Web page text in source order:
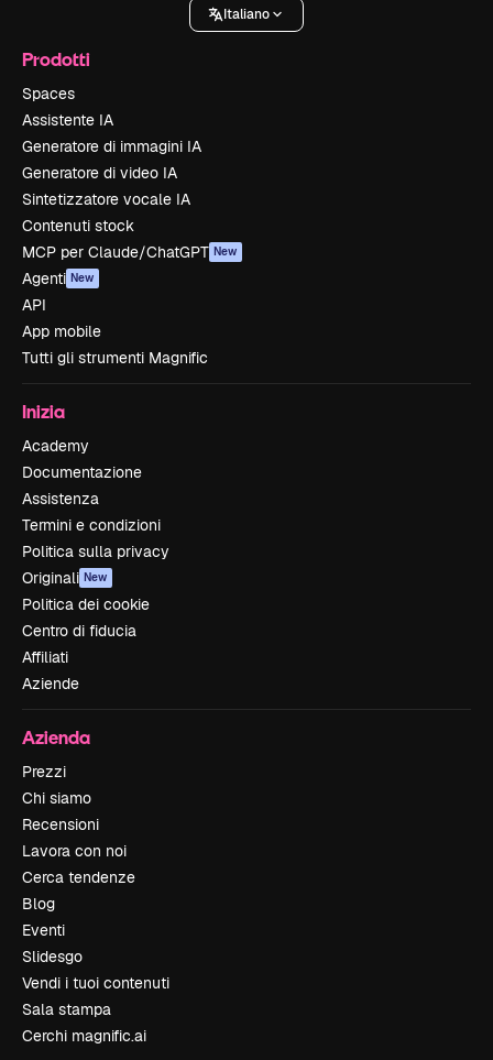
Italiano
Prodotti
Spaces
Assistente IA
Generatore di immagini IA
Generatore di video IA
Sintetizzatore vocale IA
Contenuti stock
MCP per Claude/ChatGPT New
Agenti New
API
App mobile
Tutti gli strumenti Magnific
Inizia
Academy
Documentazione
Assistenza
Termini e condizioni
Politica sulla privacy
Originali New
Politica dei cookie
Centro di fiducia
Affiliati
Aziende
Azienda
Prezzi
Chi siamo
Recensioni
Lavora con noi
Cerca tendenze
Blog
Eventi
Slidesgo
Vendi i tuoi contenuti
Sala stampa
Cerchi magnific.ai